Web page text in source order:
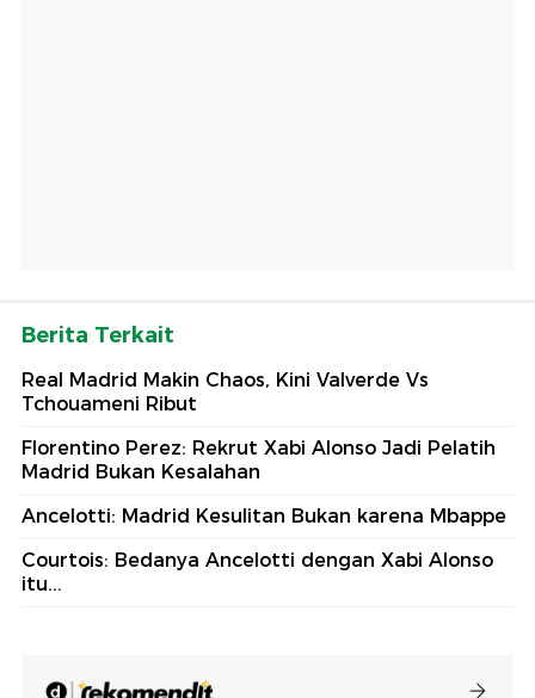
Berita Terkait
Real Madrid Makin Chaos, Kini Valverde Vs
Tchouameni Ribut
Florentino Perez: Rekrut Xabi Alonso Jadi Pelatih
Madrid Bukan Kesalahan
Ancelotti: Madrid Kesulitan Bukan karena Mbappe
Courtois: Bedanya Ancelotti dengan Xabi Alonso
itu...